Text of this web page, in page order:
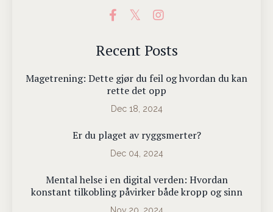
Recent Posts
Magetrening: Dette gjør du feil og hvordan du kan
rette det opp
Dec 18, 2024
Er du plaget av ryggsmerter?
Dec 04, 2024
Mental helse i en digital verden: Hvordan
konstant tilkobling påvirker både kropp og sinn